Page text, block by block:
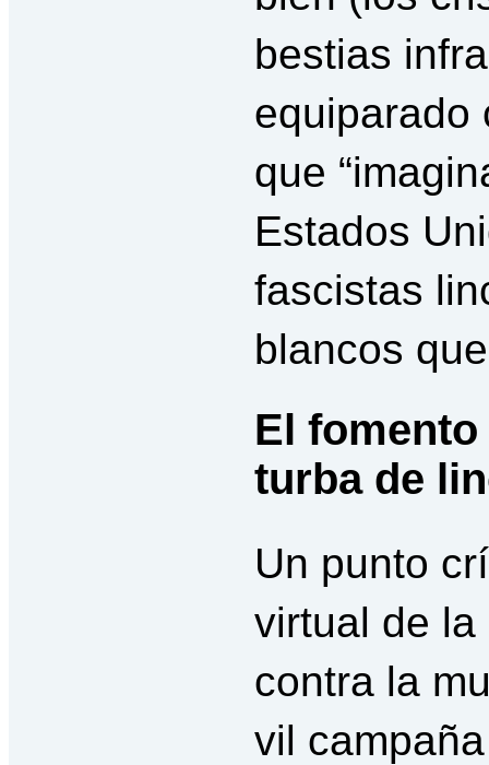
bestias
que
Estados
fascistas
blancos
El
turba de
Un punto
virtual de
contra la
vil